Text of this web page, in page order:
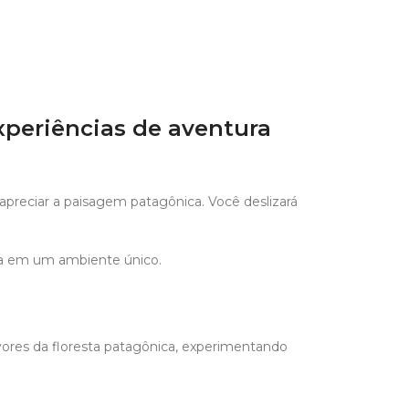
de aventura
a paisagem patagônica. Você deslizará
em um ambiente único.
da floresta patagônica, experimentando